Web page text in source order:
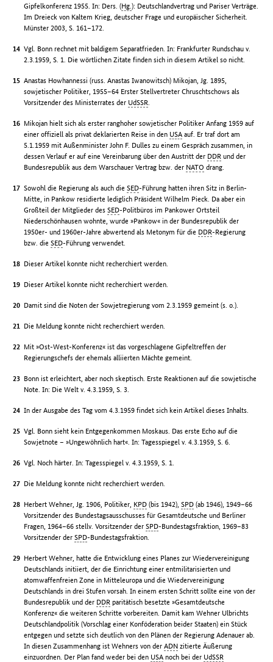
Gipfelkonferenz 1955. In: Ders. (Hg.): Deutschlandvertrag und Pariser Verträge.
Im Dreieck von Kaltem Krieg, deutscher Frage und europäischer Sicherheit.
Münster 2003, S. 161–172.
Vgl. Bonn rechnet mit baldigem Separatfrieden. In: Frankfurter Rundschau v.
2.3.1959, S. 1. Die wörtlichen Zitate finden sich in diesem Artikel so nicht.
Anastas Howhannessi (russ. Anastas Iwanowitsch) Mikojan, Jg. 1895,
sowjetischer Politiker, 1955–64 Erster Stellvertreter Chruschtschows als
Vorsitzender des Ministerrates der UdSSR
Mikojan hielt sich als erster ranghoher sowjetischer Politiker Anfang 1959 auf
einer offiziell als privat deklarierten Reise in den USA auf. Er traf dort am
5.1.1959 mit Außenminister John F. Dulles zu einem Gespräch zusammen, in
dessen Verlauf er auf eine Vereinbarung über den Austritt der DDR und der
Bundesrepublik aus dem Warschauer Vertrag bzw. der NATO drang.
Sowohl die Regierung als auch dieSED-Führung hatten ihren Sitz in Berlin-
Mitte, in Pankow residierte lediglich Präsident Wilhelm Pieck. Da aber ein
Großteil der Mitglieder desSED-Politbüros im Pankower Ortsteil
Niederschönhausen wohnte, wurde »Pankow« in der Bundesrepublik der
1950er- und 1960er-Jahre abwertend als Metonym für die DDR-Regierung
bzw. dieSED-Führung verwendet.
Dieser Artikel konnte nicht recherchiert werden.
Dieser Artikel konnte nicht recherchiert werden.
Damit sind die Noten der Sowjetregierung vom 2.3.1959 gemeint (s. o.).
Die Meldung konnte nicht recherchiert werden.
Mit »Ost-West-Konferenz« ist das vorgeschlagene Gipfeltreffen der
Regierungschefs der ehemals alliierten Mächte gemeint.
Bonn ist erleichtert, aber noch skeptisch. Erste Reaktionen auf die sowjetische
Note. In: Die Welt v. 4.3.1959, S. 3.
In der Ausgabe des Tag vom 4.3.1959 findet sich kein Artikel dieses Inhalts.
Vgl. Bonn sieht kein Entgegenkommen Moskaus. Das erste Echo auf die
Sowjetnote – »Ungewöhnlich hart«. In: Tagesspiegel v. 4.3.1959, S. 6.
Vgl. Noch härter. In: Tagesspiegel v. 4.3.1959, S. 1.
Die Meldung konnte nicht recherchiert werden.
Herbert Wehner, Jg. 1906, Politiker, KPD (bis 1942),SPD (ab 1946), 1949–66
Vorsitzender des Bundestagsausschusses für Gesamtdeutsche und Berliner
Fragen, 1964–66 stellv. Vorsitzender derSPD-Bundestagsfraktion, 1969–83
Vorsitzender derSPD-Bundestagsfraktion.
Herbert Wehner, hatte die Entwicklung eines Planes zur Wiedervereinigung
Deutschlands initiiert, der die Einrichtung einer entmilitarisierten und
atomwaffenfreien Zone in Mitteleuropa und die Wiedervereinigung
Deutschlands in drei Stufen vorsah. In einem ersten Schritt sollte eine von der
Bundesrepublik und der DDR paritätisch besetzte »Gesamtdeutsche
Konferenz« die weiteren Schritte vorbereiten. Damit kam Wehner Ulbrichts
Deutschlandpolitik (Vorschlag einer Konföderation beider Staaten) ein Stück
entgegen und setzte sich deutlich von den Plänen der Regierung Adenauer ab.
In diesen Zusammenhang ist Wehners von derADN zitierte Äußerung
einzuordnen. Der Plan fand weder bei den USA noch bei der UdSSR